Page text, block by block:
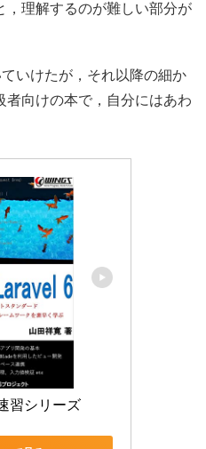
，理解するのが難しい部分が
いけたが，それ以降の細か
者向けの本で，自分にはあわ
習シリーズ